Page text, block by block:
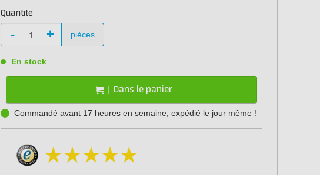
Quantité
- + pièces
En stock
Dans le panier
Commandé avant 17 heures en semaine, expédié le jour même !